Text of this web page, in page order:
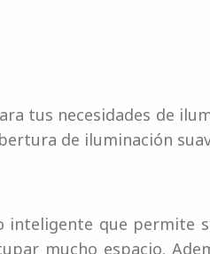
tus necesidades de
de iluminación
inteligente que permite
mucho espacio.